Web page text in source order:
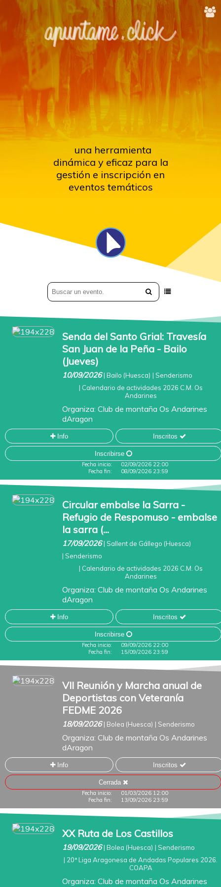
una herramienta
dinámica y eficaz para la
gestión e inscripción en
eventos temáticos
Senda del Santo Grial: Travesía
San Juan de la Peña - Bailo
(Jueves)
10/09/2026 | Bailo (Huesca) | Senderismo
| Calendario de actividades 2026 C.M. Os
Andarines
Organiza: Club de montaña Os Andarines
dAragon
Info Inscritos
Inscribirse
Fecha inicio:
02/09/2026 22:00
Fecha fin:
08/09/2026 23:59
Circular embalse la Sarra -
Refugio de Respomuso - embalse
la sarra (...
17/09/2026 | Sallent de Gállego (Huesca)
| Senderismo
| Calendario de actividades 2026 C.M. Os
Andarines
Organiza: Club de montaña Os Andarines
dAragon
Info Inscritos
Inscribirse
Fecha inicio:
09/09/2026 22:00
Fecha fin:
15/09/2026 23:59
VII Reunión y Marcha anual de
Deportistas con Veteranía
FEDME 2026
18/09/2026 | Bolea (Huesca) | Senderismo
Organiza: Club de montaña Os Andarines
dAragon
Info Inscritos
Cerrada
Fecha inicio:
01/03/2026 12:00
Fecha fin:
13/09/2026 23:59
XX Ruta de Los Castillos
19/09/2026 | Bolea (Huesca) | Senderismo
| 20ª Liga Aragonesa de Andadas Populares 2026.
COAPA
Organiza: Club de montaña Os Andarines